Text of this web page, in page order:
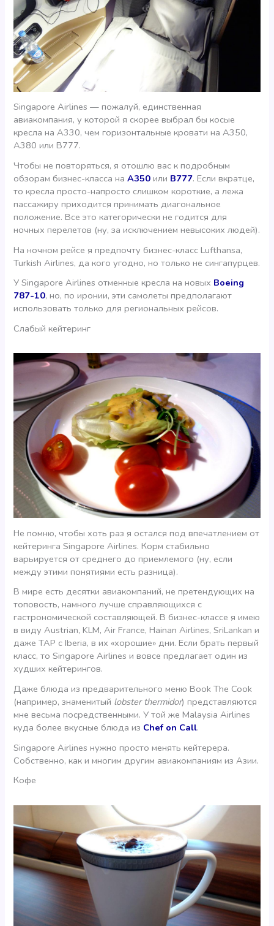
Singapore Airlines — пожалуй, единственная
авиакомпания, у которой я скорее выбрал бы косые
кресла на А330, чем горизонтальные кровати на A350,
A380 или B777.
Чтобы не повторяться, я отошлю вас к подробным
обзорам бизнес-класса наA350 или B777. Если вкратце,
то кресла просто-напросто слишком короткие, а лежа
пассажиру приходится принимать диагональное
положение. Все это категорически не годится для
ночных перелетов (ну, за исключением невысоких людей).
На ночном рейсе я предпочту бизнес-класс Lufthansa,
Turkish Airlines, да кого угодно, но только не сингапурцев.
У Singapore Airlines отменные кресла на новых Boeing
787-10, но, по иронии, эти самолеты предполагают
использовать только для региональных рейсов.
Слабый кейтеринг
Не помню, чтобы хоть раз я остался под впечатлением от
кейтеринга Singapore Airlines. Корм стабильно
варьируется от среднего до приемлемого (ну, если
между этими понятиями есть разница).
В мире есть десятки авиакомпаний, не претендующих на
топовость, намного лучше справляющихся с
гастрономической составляющей. В бизнес-классе я имею
в виду Austrian, KLM, Air France, Hainan Airlines, SriLankan и
даже TAP с Iberia, в их «хорошие» дни. Если брать первый
класс, то Singapore Airlines и вовсе предлагает один из
худших кейтерингов.
Даже блюда из предварительного меню Book The Cook
(например, знаменитый lobster thermidor) представляются
мне весьма посредственными. У той же Malaysia Airlines
куда более вкусные блюда из Chef on Call.
Singapore Airlines нужно просто менять кейтерера.
Собственно, как и многим другим авиакомпаниям из Азии.
Кофе